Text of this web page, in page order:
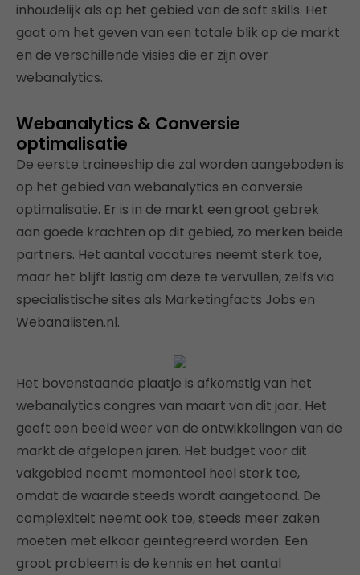
inhoudelijk als op het gebied van de soft skills. Het
gaat om het geven van een totale blik op de markt
en de verschillende visies die er zijn over
webanalytics.
Webanalytics & Conversie
optimalisatie
De eerste traineeship die zal worden aangeboden is
op het gebied van webanalytics en conversie
optimalisatie. Er is in de markt een groot gebrek
aan goede krachten op dit gebied, zo merken beide
partners. Het aantal vacatures neemt sterk toe,
maar het blijft lastig om deze te vervullen, zelfs via
specialistische sites als Marketingfacts Jobs en
Webanalisten.nl.
Het bovenstaande plaatje is afkomstig van het
webanalytics congres van maart van dit jaar. Het
geeft een beeld weer van de ontwikkelingen van de
markt de afgelopen jaren. Het budget voor dit
vakgebied neemt momenteel heel sterk toe,
omdat de waarde steeds wordt aangetoond. De
complexiteit neemt ook toe, steeds meer zaken
moeten met elkaar geïntegreerd worden. Een
groot probleem is de kennis en het aantal